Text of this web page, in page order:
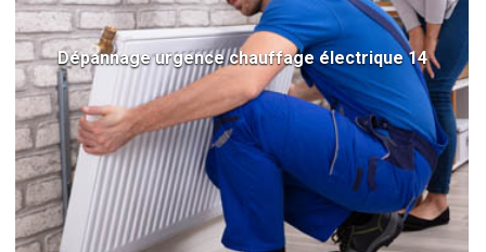
Dépannage urgence chauffage électrique 14